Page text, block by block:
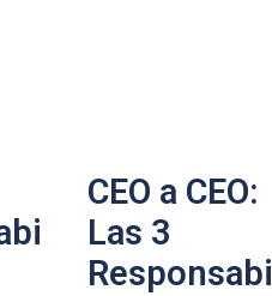
CEO a CEO:
Las 3
Responsabi